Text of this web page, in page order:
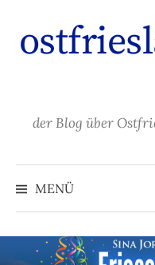
Inhalt
überspringen
der Blog über
MENÜ